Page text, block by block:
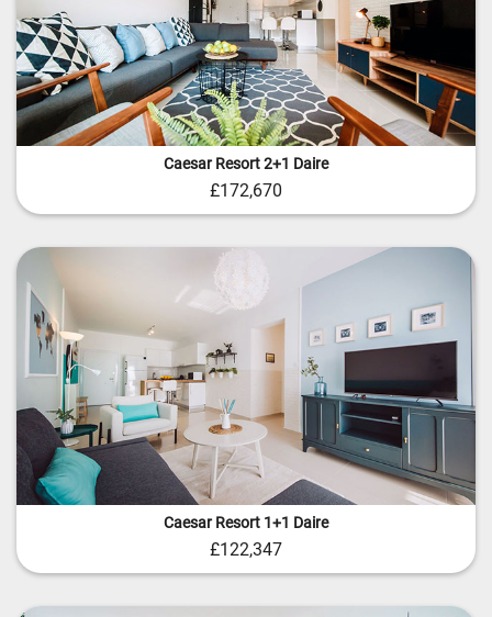
Caesar Resort 2+1 Daire
£172,670
Caesar Resort 1+1 Daire
£122,347